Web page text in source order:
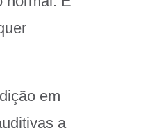
em
a